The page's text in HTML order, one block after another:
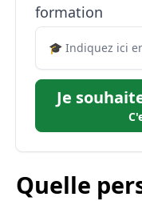
formation
Je
Quelle